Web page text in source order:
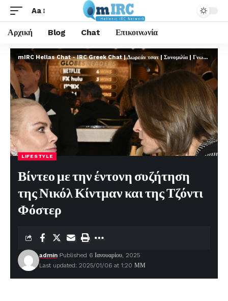
Aa
Αρχική Blog Chat Επικοινωνία
mIRC Hellas Chat - IRC Greek Chat | Δωρεάν τσατ | Συνομιλία | Γνωριμίες | FREE
LIFESTYLE
Βίντεο με την έντονη συζήτηση
της Νικόλ Κίντμαν και της Τζόντι
Φόστερ
Last updated: 2025/01/06 at 1:20 ΜΜ
admin Published 6 Ιανουαρίου, 2025